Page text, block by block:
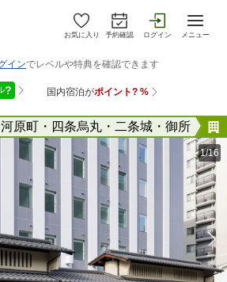
お気に入り 予約確認 ログイン メニュー
河原町・四条烏丸・二条城・御所
1/16